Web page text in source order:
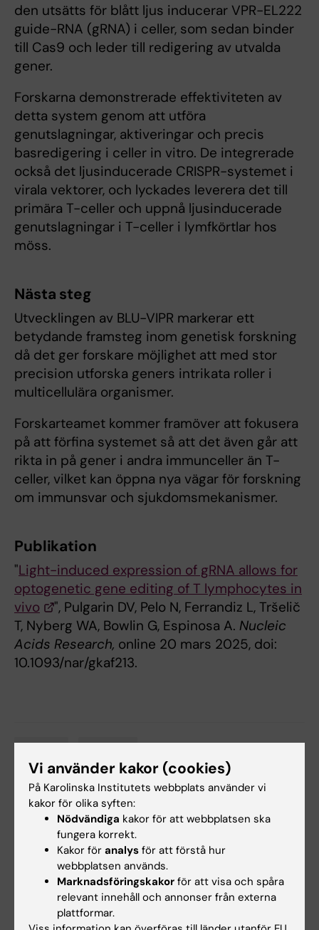
den utsätts för blått ljus inducerar VPR-EL222
guide-RNA (gRNA) i celler, som sedan binder
till Cas9 och leder till redigering av utvalda
gener.
Forskarna demonstrerade effektiviteten av
detta system genom att utföra
genutslagningar, aktiveringar och precis
basredigering i celler in vitro. De integrerade
också det ljusinducerade CRISPR-systemet i
virala vektorer, och lyckades leverera det till
primära T-celler och uppnå ljusinducerade
genutslagningar i T-celler i lymfkörtlar hos
möss.
Nästa steg
Utvecklingen av BLU-VIPR markerar ett
betydande framsteg inom genetisk forskning
då det ger forskare möjlighet att med stor
precision utforska geners intrikata roller i
multicellulära organismer.
Forskarteamet kommer framöver att fokusera
på att förfina systemet så att det även går att
rikta in på gener i andra immunceller än T-
celler, vilket kan öppna nya vägar för forskning
om immunsvar och sjukdomsmekanismer.
Publikation
"Light-induced expression of gRNA allows for
optogenetic gene editing of T lymphocytes in
vivo
", Pulgarin DV, Pelo N, Ferrandiz L, Tršelič
T, Nyberg WA, Bowlin G, Espinosa A. Nucleic
Acids Research, online 20 mars 2025, doi:
10.1093/nar/gkaf213.
Tags
Uppdaterad av:
Ann Sofie Sten 2025-03-31
Vi använder kakor (cookies)
På Karolinska Institutets webbplats använder vi
kakor för olika syften:
Nödvändiga kakor för att webbplatsen ska
fungera korrekt.
Kakor för analys för att förstå hur
webbplatsen används.
Marknadsföringskakor för att visa och spåra
relevant innehåll och annonser från externa
plattformar.